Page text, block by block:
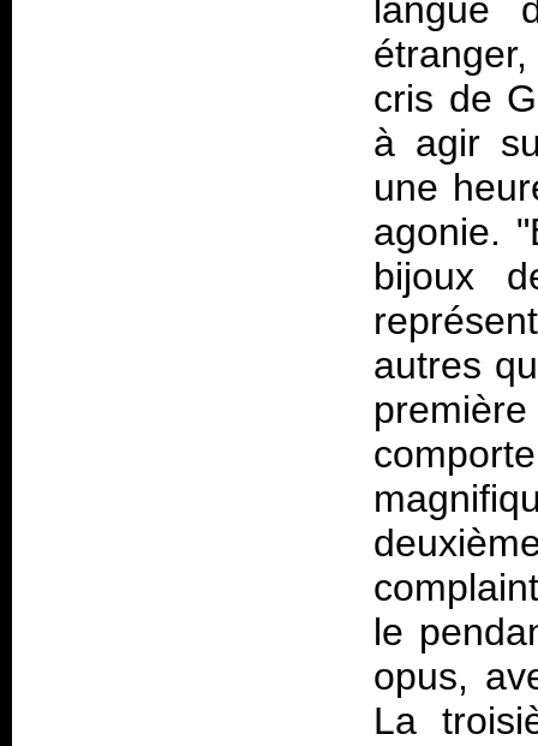
langue
cris de
à agir
une
agonie.
bijoux
autres
première
le
opus,
La